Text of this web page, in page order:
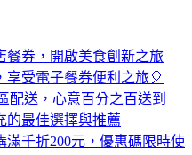
餐券，開啟美食創新之旅
享受電子餐券便利之旅🎈
配送，心意百分之百送到
的最佳選擇與推薦
千折200元，優惠碼限時使